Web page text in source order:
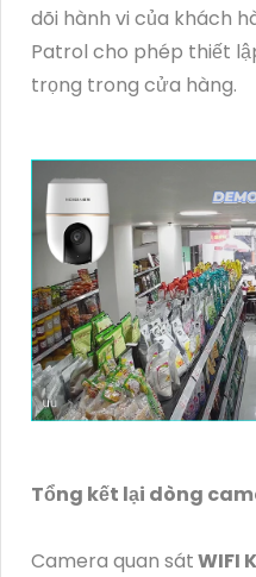
dõi hành vi của khách
Patrol cho phép thiết
trọng trong cửa hàng.
Tổng kết lại dòng
Camera quan sátWIFI